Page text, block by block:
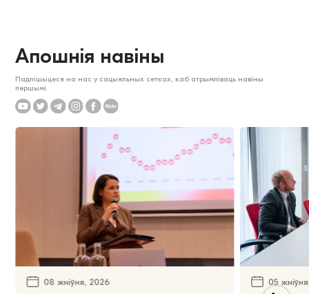
Апошнія навіны
Падпішыцеся на нас у сацыяльных сетках, каб атрымліваць навіны
першымі
08 жніўня, 2026 05